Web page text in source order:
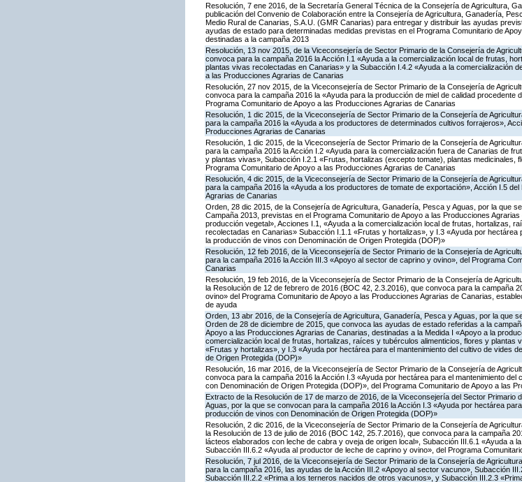
Resolución, 7 ene 2016, de la Secretaría General Técnica de la Consejería de Agricultura,
publicación del Convenio de Colaboración entre la Consejería de Agricultura, Ganadería,
Medio Rural de Canarias, S.A.U. (GMR Canarias) para entregar y distribuir las ayudas
ayudas de estado para determinadas medidas previstas en el Programa Comunitario de
destinadas a la campaña 2013
Resolución, 13 nov 2015, de la Viceconsejería de Sector Primario de la Consejería de
convoca para la campaña 2016 la Acción I.1 «Ayuda a la comercialización local de frutas,
plantas vivas recolectadas en Canarias» y la Subacción I.4.2 «Ayuda a la comercialización
a las Producciones Agrarias de Canarias
Resolución, 27 nov 2015, de la Viceconsejería de Sector Primario de la Consejería de
convoca para la campaña 2016 la «Ayuda para la producción de miel de calidad procedente
Programa Comunitario de Apoyo a las Producciones Agrarias de Canarias
Resolución, 1 dic 2015, de la Viceconsejería de Sector Primario de la Consejería de
para la campaña 2016 la «Ayuda a los productores de determinados cultivos forrajeros»,
Producciones Agrarias de Canarias
Resolución, 1 dic 2015, de la Viceconsejería de Sector Primario de la Consejería de
para la campaña 2016 la Acción I.2 «Ayuda para la comercialización fuera de Canarias de
y plantas vivas», Subacción I.2.1 «Frutas, hortalizas (excepto tomate), plantas medicinales,
Programa Comunitario de Apoyo a las Producciones Agrarias de Canarias
Resolución, 4 dic 2015, de la Viceconsejería de Sector Primario de la Consejería de
para la campaña 2016 la «Ayuda a los productores de tomate de exportación», Acción I.5
Agrarias de Canarias
Orden, 28 dic 2015, de la Consejería de Agricultura, Ganadería, Pesca y Aguas, por la que
Campaña 2013, previstas en el Programa Comunitario de Apoyo a las Producciones
producción vegetal», Acciones I.1, «Ayuda a la comercialización local de frutas, hortalizas,
recolectadas en Canarias» Subacción I.1.1 «Frutas y hortalizas», y I.3 «Ayuda por hectárea
la producción de vinos con Denominación de Origen Protegida (DOP)»
Resolución, 12 feb 2016, de la Viceconsejería de Sector Primario de la Consejería de
para la campaña 2016 la Acción III.3 «Apoyo al sector de caprino y ovino», del Programa
Canarias
Resolución, 19 feb 2016, de la Viceconsejería de Sector Primario de la Consejería de
la Resolución de 12 de febrero de 2016 (BOC 42, 2.3.2016), que convoca para la campaña
ovino» del Programa Comunitario de Apoyo a las Producciones Agrarias de Canarias,
de ayuda
Orden, 13 abr 2016, de la Consejería de Agricultura, Ganadería, Pesca y Aguas, por la que
Orden de 28 de diciembre de 2015, que convoca las ayudas de estado referidas a la
Apoyo a las Producciones Agrarias de Canarias, destinadas a la Medida I «Apoyo a la
comercialización local de frutas, hortalizas, raíces y tubérculos alimenticios, flores y plantas
«Frutas y hortalizas», y I.3 «Ayuda por hectárea para el mantenimiento del cultivo de vides
de Origen Protegida (DOP)»
Resolución, 16 mar 2016, de la Viceconsejería de Sector Primario de la Consejería de
convoca para la campaña 2016 la Acción I.3 «Ayuda por hectárea para el mantenimiento
con Denominación de Origen Protegida (DOP)», del Programa Comunitario de Apoyo a las
Extracto de la Resolución de 17 de marzo de 2016, de la Viceconsejería del Sector
Aguas, por la que se convocan para la campaña 2016 la Acción I.3 «Ayuda por hectárea
producción de vinos con Denominación de Origen Protegida (DOP)»
Resolución, 2 dic 2016, de la Viceconsejería de Sector Primario de la Consejería de
la Resolución de 13 de julio de 2016 (BOC 142, 25.7.2016), que convoca para la campaña
lácteos elaborados con leche de cabra y oveja de origen local», Subacción III.6.1 «Ayuda a
Subacción III.6.2 «Ayuda al productor de leche de caprino y ovino», del Programa
Resolución, 7 jul 2016, de la Viceconsejería de Sector Primario de la Consejería de
para la campaña 2016, las ayudas de la Acción III.2 «Apoyo al sector vacuno», Subacción
Subacción III.2.2 «Prima a los terneros nacidos de otros vacunos», y Subacción III.2.3